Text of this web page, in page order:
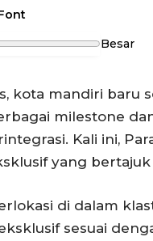
Besar
kota mandiri baru
milestone
Kali ini,
yang bertajuk
di dalam
sesuai